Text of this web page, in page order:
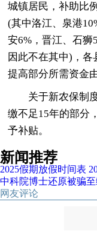
城镇居民，补助比
(其中洛江、泉港
安6%，晋江、石狮
因此不在其中)，各
提高部分所需资金
关于新农保制度
缴不足15年的部分
予补贴。
新闻推荐
2025假期放假时间表
中科院博士还原被骗
网友评论